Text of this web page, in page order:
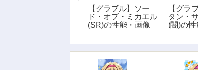
【グラブル】ソー
ド・オブ・ミカエル
(SR)の性能・画像
【グラ
タン・
(闇)の